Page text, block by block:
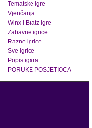
Tematske igre
Vjenčanja
Winx i Bratz igre
Zabavne igrice
Razne igrice
Sve igrice
Popis igara
PORUKE POSJETIOCA